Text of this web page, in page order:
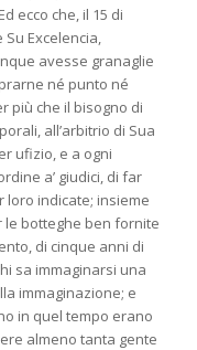
ecco che, il 15 di
Excelencia,
avesse granaglie
né punto né
più che il bisogno di
all’arbitrio di Sua
ufizio, e a ogni
a’ giudici, di far
loro indicate; insieme
le botteghe ben fornite
di cinque anni di
sa immaginarsi una
immaginazione; e
in quel tempo erano
almeno tanta gente